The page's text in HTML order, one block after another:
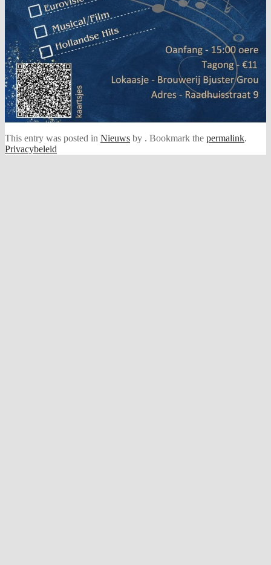
This entry was posted in Nieuws by . Bookmark the permalink.
Privacybeleid